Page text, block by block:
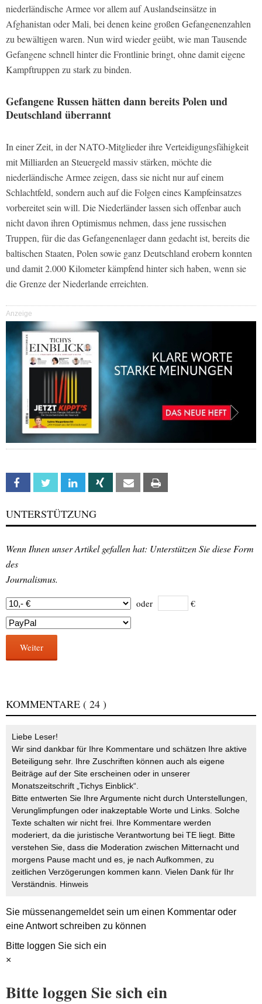
niederländische Armee vor allem auf Auslandseinsätze in
Afghanistan oder Mali, bei denen keine großen Gefangenenzahlen
zu bewältigen waren. Nun wird wieder geübt, wie man Tausende
Gefangene schnell hinter die Frontlinie bringt, ohne damit eigene
Kampftruppen zu stark zu binden.
Gefangene Russen hätten dann bereits Polen und
Deutschland überrannt
In einer Zeit, in der NATO-Mitglieder ihre Verteidigungsfähigkeit
mit Milliarden an Steuergeld massiv stärken, möchte die
niederländische Armee zeigen, dass sie nicht nur auf einem
Schlachtfeld, sondern auch auf die Folgen eines Kampfeinsatzes
vorbereitet sein will. Die Niederländer lassen sich offenbar auch
nicht davon ihren Optimismus nehmen, dass jene russischen
Truppen, für die das Gefangenenlager dann gedacht ist, bereits die
baltischen Staaten, Polen sowie ganz Deutschland erobern konnten
und damit 2.000 Kilometer kämpfend hinter sich haben, wenn sie
die Grenze der Niederlande erreichten.
Anzeige
Facebook Twitter Linkedin Xing Email
UNTERSTÜTZUNG
Wenn Ihnen unser Artikel gefallen hat: Unterstützen Sie diese Form
des
Journalismus.
oder €
Weiter
KOMMENTARE ( 24 )
Liebe Leser!
Wir sind dankbar für Ihre Kommentare und schätzen Ihre aktive
Beteiligung sehr. Ihre Zuschriften können auch als eigene
Beiträge auf der Site erscheinen oder in unserer
Monatszeitschrift „Tichys Einblick“.
Bitte entwerten Sie Ihre Argumente nicht durch Unterstellungen,
Verunglimpfungen oder inakzeptable Worte und Links. Solche
Texte schalten wir nicht frei. Ihre Kommentare werden
moderiert, da die juristische Verantwortung bei TE liegt. Bitte
verstehen Sie, dass die Moderation zwischen Mitternacht und
morgens Pause macht und es, je nach Aufkommen, zu
zeitlichen Verzögerungen kommen kann. Vielen Dank für Ihr
Verständnis. Hinweis
Sie müssenangemeldetsein um einen Kommentar oder
eine Antwort schreiben zu können
Bitte loggen Sie sich ein
×
Bitte loggen Sie sich ein